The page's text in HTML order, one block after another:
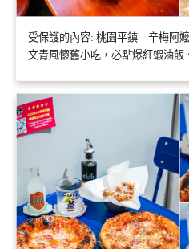
受保護的內容: 桃園平鎮｜辛梅阿
文青風懷舊小吃，必點爆紅蝦滷飯